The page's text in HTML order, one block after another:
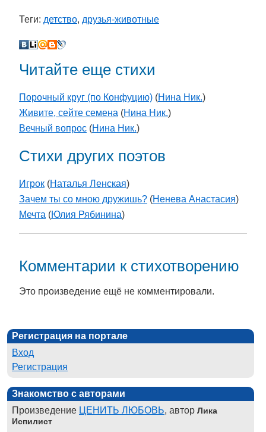
Теги: детство, друзья-животные
Читайте еще стихи
Порочный круг (по Конфуцию) (Нина Ник.)
Живите, сейте семена (Нина Ник.)
Вечный вопрос (Нина Ник.)
Стихи других поэтов
Игрок (Наталья Ленская)
Зачем ты со мною дружишь? (Ненева Анастасия)
Мечта (Юлия Рябинина)
Комментарии к стихотворению
Это произведение ещё не комментировали.
Регистрация на портале
Вход
Регистрация
Знакомство с авторами
Произведение ЦЕНИТЬ ЛЮБОВЬ, автор Лика
Испилист